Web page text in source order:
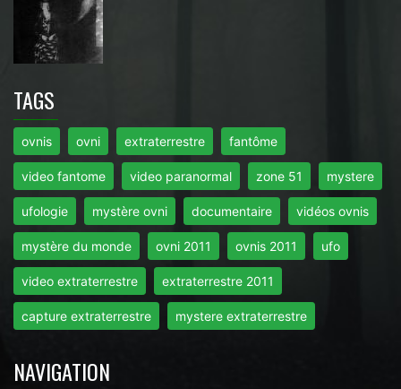
TAGS
ovnis ovni extraterrestre fantôme
video fantome video paranormal zone 51 mystere
ufologie mystère ovni documentaire vidéos ovnis
mystère du monde ovni 2011 ovnis 2011 ufo
video extraterrestre extraterrestre 2011
capture extraterrestre mystere extraterrestre
NAVIGATION